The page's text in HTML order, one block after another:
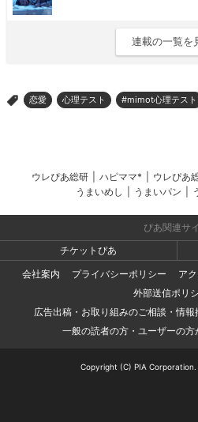
連載の一覧を
> 恋愛 心理テスト #mimot心理テスト
ウレぴあ総研 ハピママ* ウレぴあ
うまいめし
うまいパン
ぴあ関連サ
チケットぴあ
会社案内
プライバシーポリシー
ア
外部送信ポリ
広告出稿・お取り組みのご相談・情
一般の読者の方・ユーザーの
Copyright (C) PIA Corporation.